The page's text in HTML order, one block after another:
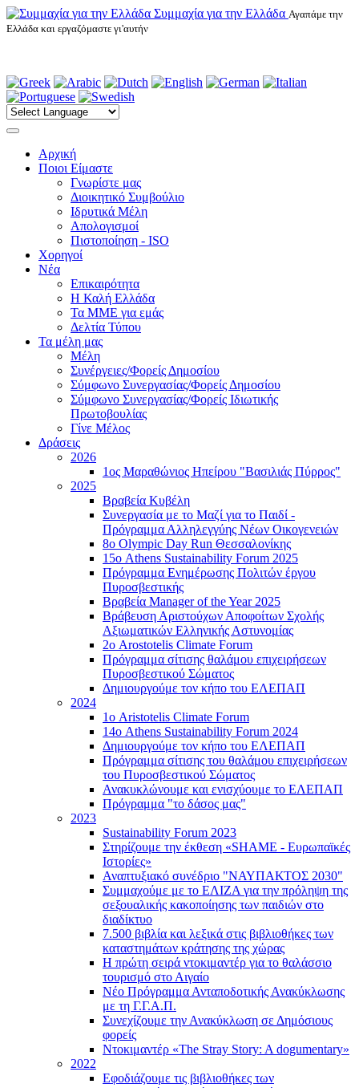
Συμμαχία για την Ελλάδα Αγαπάμε την
Ελλάδα και εργαζόμαστε γι'αυτήν
Αρχική
Ποιοι Είμαστε
Γνωρίστε μας
Διοικητικό Συμβούλιο
Ιδρυτικά Μέλη
Απολογισμοί
Πιστοποίηση - ISO
Χορηγοί
Νέα
Επικαιρότητα
H Καλή Ελλάδα
Τα ΜΜΕ για εμάς
Δελτία Τύπου
Τα μέλη μας
Μέλη
Συνέργειες/Φορείς Δημοσίου
Σύμφωνο Συνεργασίας/Φορείς Δημοσίου
Σύμφωνο Συνεργασίας/Φορείς Ιδιωτικής
Πρωτοβουλίας
Γίνε Μέλος
Δράσεις
2026
1ος Μαραθώνιος Ηπείρου "Βασιλιάς Πύρρος"
2025
Βραβεία Κυβέλη
Συνεργασία με το Μαζί για το Παιδί -
Πρόγραμμα Αλληλεγγύης Νέων Οικογενειών
8ο Olympic Day Run Θεσσαλονίκης
15ο Athens Sustainability Forum 2025
Πρόγραμμα Ενημέρωσης Πολιτών έργου
Πυροσβεστικής
Βραβεία Manager of the Year 2025
Βράβευση Αριστούχων Αποφοίτων Σχολής
Αξιωματικών Ελληνικής Αστυνομίας
2ο Arostotelis Climate Forum
Πρόγραμμα σίτισης θαλάμου επιχειρήσεων
Πυροσβεστικού Σώματος
Δημιουργούμε τον κήπο του ΕΛΕΠΑΠ
2024
1ο Aristotelis Climate Forum
14ο Athens Sustainability Forum 2024
Δημιουργούμε τον κήπο του ΕΛΕΠΑΠ
Πρόγραμμα σίτισης του θαλάμου επιχειρήσεων
του Πυροσβεστικού Σώματος
Ανακυκλώνουμε και ενισχύουμε το ΕΛΕΠΑΠ
Πρόγραμμα "το δάσος μας"
2023
Sustainability Forum 2023
Στηρίζουμε την έκθεση «SHAME - Ευρωπαϊκές
Ιστορίες»
Αναπτυξιακό συνέδριο "ΝΑΥΠΑΚΤΟΣ 2030"
Συμμαχούμε με το ΕΛΙΖΑ για την πρόληψη της
σεξουαλικής κακοποίησης των παιδιών στο
διαδίκτυο
7.500 βιβλία και λεξικά στις βιβλιοθήκες των
καταστημάτων κράτησης της χώρας
Η πρώτη σειρά ντοκιμαντέρ για το θαλάσσιο
τουρισμό στο Αιγαίο
Νέο Πρόγραμμα Ανταποδοτικής Ανακύκλωσης
με τη Γ.Γ.Α.Π.
Συνεχίζουμε την Ανακύκλωση σε Δημόσιους
φορείς
Ντοκιμαντέρ «The Stray Story: A dogumentary»
2022
Εφοδιάζουμε τις βιβλιοθήκες των